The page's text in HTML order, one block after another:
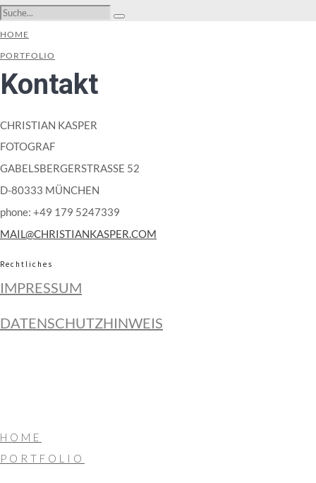
HOME
PORTFOLIO
Kontakt
CHRISTIAN KASPER
FOTOGRAF
GABELSBERGERSTRASSE 52
D-80333 MÜNCHEN
phone: +49 179 5247339
MAIL@CHRISTIANKASPER.COM
Rechtliches
IMPRESSUM
DATENSCHUTZHINWEIS
HOME
PORTFOLIO